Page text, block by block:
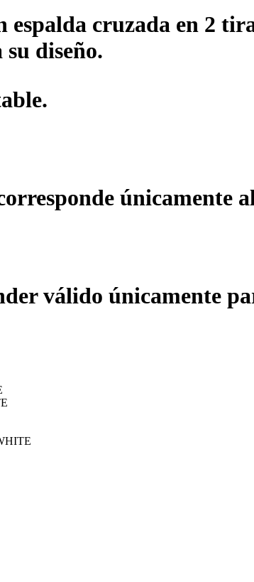
espalda cruzada en 2
diseño.
únicamente
válido únicamente